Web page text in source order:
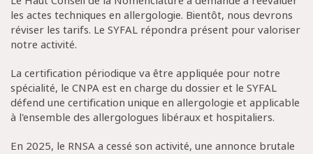
les actes techniques en allergologie. Bientôt, nous devrons
réviser les tarifs. Le SYFAL répondra présent pour valoriser
notre activité.
La certification périodique va être appliquée pour notre
spécialité, le CNPA est en charge du dossier et le SYFAL
défend une certification unique en allergologie et applicable
à l'ensemble des allergologues libéraux et hospitaliers.
En 2025, le RNSA a cessé son activité, une annonce brutale